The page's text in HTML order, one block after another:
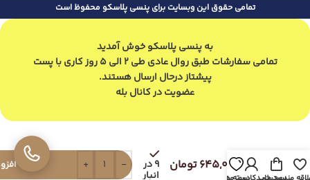
تمامی حقوق این وبسایت برای پنسی پلاسکو محفوظ است
به پنسی پلاسکو خوش آمدید
تمامی سفارشات طبق روال عادی طی 2 الی 5 روز کاری با پست
پیشتاز درحال ارسال هستند.
عضویت در کانال بله
شور
یونیک645,000تومان 9 در
انبار
-
+